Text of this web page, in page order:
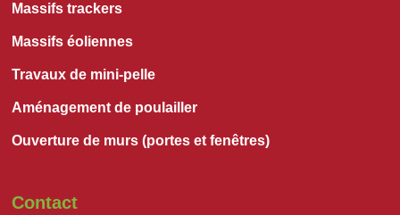
Massifs trackers
Massifs éoliennes
Travaux de mini-pelle
Aménagement de poulailler
Ouverture de murs (portes et fenêtres)
Contact